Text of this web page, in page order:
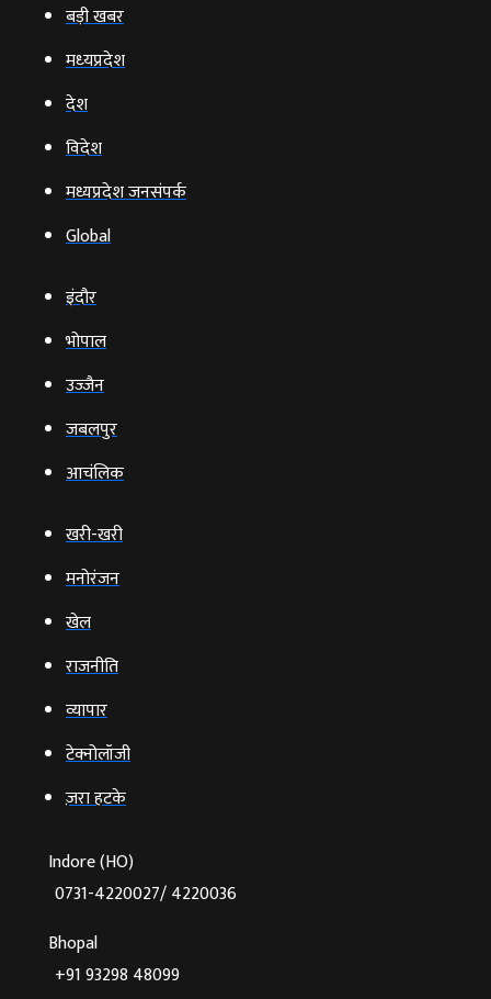
बड़ी खबर
मध्‍यप्रदेश
देश
विदेश
मध्यप्रदेश जनसंपर्क
Global
इंदौर
भोपाल
उज्‍जैन
जबलपुर
आचंलिक
खरी-खरी
मनोरंजन
खेल
राजनीति
व्‍यापार
टेक्‍नोलॉजी
ज़रा हटके
Indore (HO)
0731-4220027/ 4220036
Bhopal
+91 93298 48099